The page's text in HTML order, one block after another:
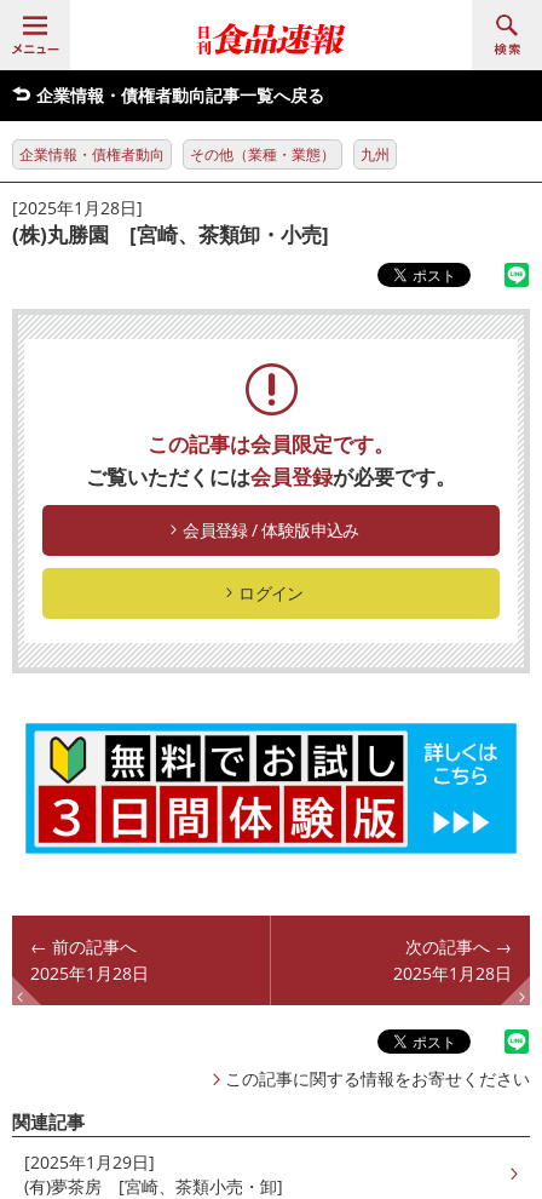
企業情報・債権者動向記事一覧へ戻る
企業情報・債権者動向 その他（業種・業態） 九州
[2025年1月28日]
(株)丸勝園 [宮崎、茶類卸・小売]
この記事は会員限定です。
ご覧いただくには会員登録が必要です。
会員登録 / 体験版申込み
ログイン
← 前の記事へ
2025年1月28日
次の記事へ →
2025年1月28日
この記事に関する情報をお寄せください
関連記事
[2025年1月29日]
(有)夢茶房 [宮崎、茶類小売・卸]